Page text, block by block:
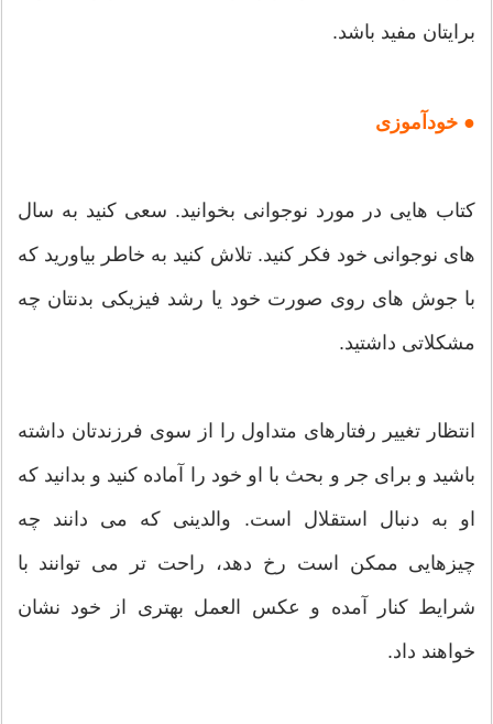
برایتان مفید باشد.
● خودآموزی
کتاب هایی در مورد نوجوانی بخوانید. سعی کنید به سال
های نوجوانی خود فکر کنید. تلاش کنید به خاطر بیاورید که
با جوش های روی صورت خود یا رشد فیزیکی بدنتان چه
مشکلاتی داشتید.
انتظار تغییر رفتارهای متداول را از سوی فرزندتان داشته
باشید و برای جر و بحث با او خود را آماده کنید و بدانید که
او به دنبال استقلال است. والدینی که می دانند چه
چیزهایی ممکن است رخ دهد، راحت تر می توانند با
شرایط کنار آمده و عکس العمل بهتری از خود نشان
خواهند داد.